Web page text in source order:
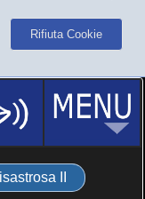
Rifiuta Cookie
II